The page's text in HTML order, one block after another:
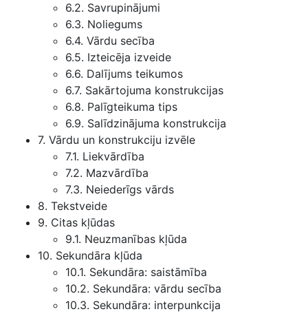
6.2. Savrupinājumi
6.3. Noliegums
6.4. Vārdu secība
6.5. Izteicēja izveide
6.6. Dalījums teikumos
6.7. Sakārtojuma konstrukcijas
6.8. Palīgteikuma tips
6.9. Salīdzinājuma konstrukcija
7. Vārdu un konstrukciju izvēle
7.1. Liekvārdība
7.2. Mazvārdība
7.3. Neiederīgs vārds
8. Tekstveide
9. Citas kļūdas
9.1. Neuzmanības kļūda
10. Sekundāra kļūda
10.1. Sekundāra: saistāmība
10.2. Sekundāra: vārdu secība
10.3. Sekundāra: interpunkcija